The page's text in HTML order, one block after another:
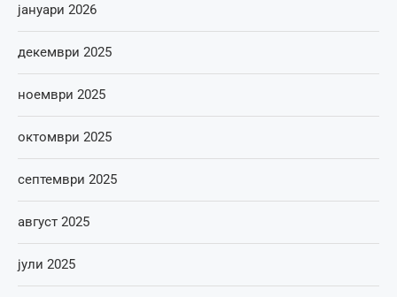
јануари 2026
декември 2025
ноември 2025
октомври 2025
септември 2025
август 2025
јули 2025